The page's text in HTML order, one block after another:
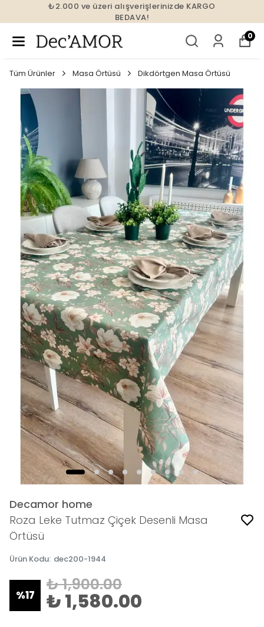
₺2.000 ve üzeri alışverişlerinizde KARGO
BEDAVA!
0
Tüm Ürünler Masa Örtüsü Dikdörtgen Masa Örtüsü
Decamor home
Roza Leke Tutmaz Çiçek Desenli Masa
Örtüsü
Ürün Kodu: dec200-1944
%17
₺ 1,900.00
₺ 1,580.00